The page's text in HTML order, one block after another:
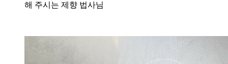
해 주시는 제향 법사님